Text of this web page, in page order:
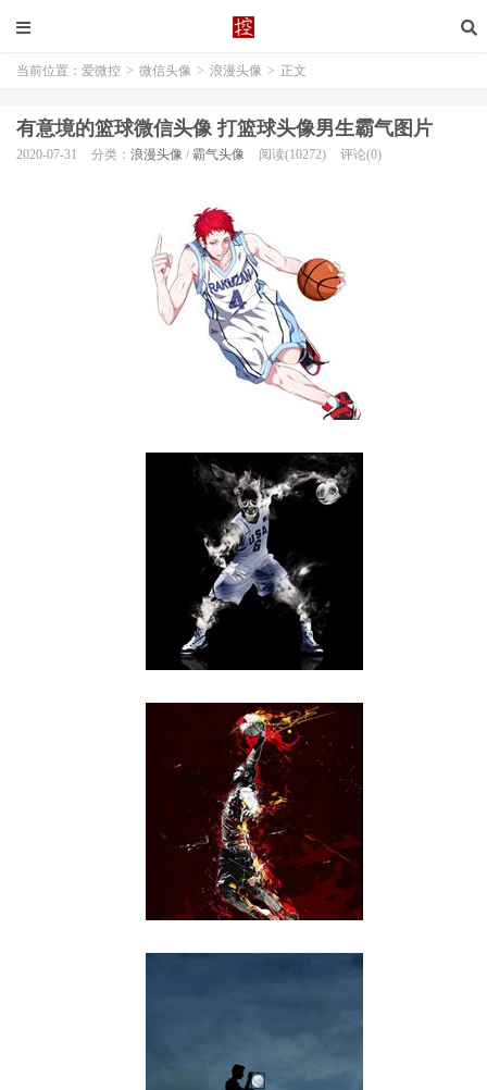
当前位置： 爱微控 > 微信头像 > 浪漫头像 > 正文
有意境的篮球微信头像 打篮球头像男生霸气图片
2020-07-31 分类： 浪漫头像 / 霸气头像 阅读(10272) 评论(0)